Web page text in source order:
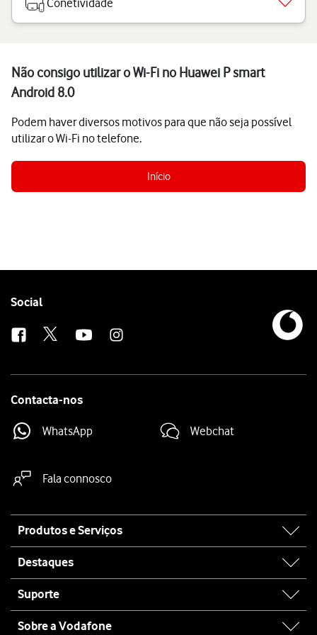
Conetividade
Não consigo utilizar o Wi-Fi no Huawei P smart
Android 8.0
Podem haver diversos motivos para que não seja possível
utilizar o Wi-Fi no telefone.
Início
Follow
Social
Contacta-nos
WhatsApp Webchat
Fala connosco
map
Produtos e Serviços
Destaques
Suporte
Sobre a Vodafone